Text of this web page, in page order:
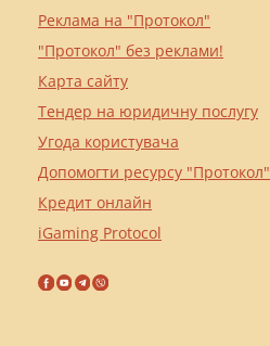
Реклама на "Протокол"
"Протокол" без реклами!
Карта сайту
Тендер на юридичну послугу
Угода користувача
Допомогти ресурсу "Протокол"
Кредит онлайн
iGaming Protocol